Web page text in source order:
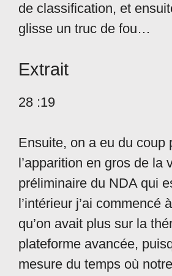
de classification, et
glisse un truc de fou…
Extrait
28 :19
Ensuite, on a eu du coup
l’apparition en gros de la
préliminaire du NDA qui
l’intérieur j’ai commencé
qu’on avait plus sur la
plateforme avancée,
mesure du temps où